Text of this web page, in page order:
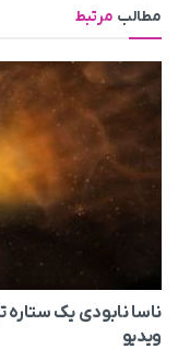
مطالب مرتبط
ناسا نابودی یک
ویدیو